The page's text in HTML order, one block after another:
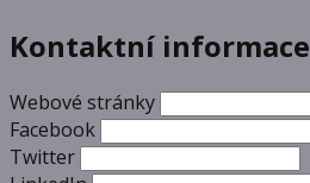
Kontaktní informace
Webové stránky
Facebook
Twitter